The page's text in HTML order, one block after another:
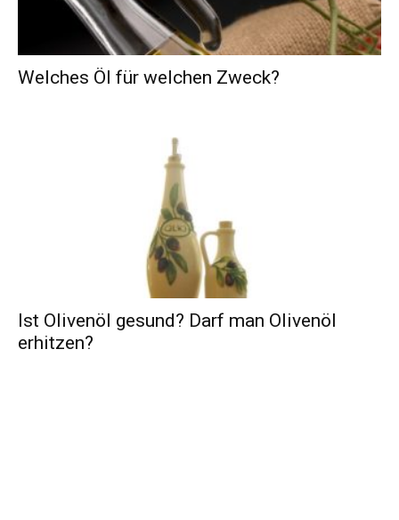
Welches Öl für welchen Zweck?
Ist Olivenöl gesund? Darf man Olivenöl
erhitzen?